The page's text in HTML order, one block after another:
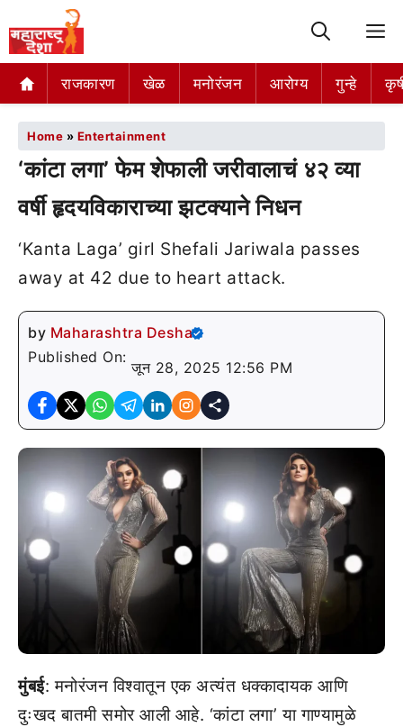
राजकारण खेळ मनोरंजन आरोग्य गुन्हे
Home » Entertainment
‘कांटा लगा’ फेम शेफाली जरीवालाचं ४२ व्या
वर्षी हृदयविकाराच्या झटक्याने निधन
‘Kanta Laga’ girl Shefali Jariwala passes
away at 42 due to heart attack.
by Maharashtra Desha
Published On:
जून 28, 2025 12:56 PM
मुंबई: मनोरंजन विश्वातून एक अत्यंत धक्कादायक आणि
दुःखद बातमी समोर आली आहे. ‘कांटा लगा’ या गाण्यामुळे